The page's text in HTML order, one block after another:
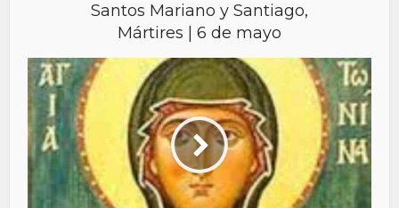
Santos Mariano y Santiago,
Mártires | 6 de mayo